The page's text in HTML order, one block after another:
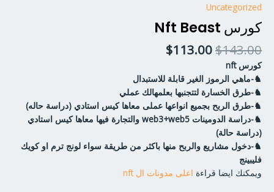
Uncategorized
كورس Nft Beast
$143.00
$113.00
كورس nft
♞-ماهي الرموز الغير قابلة للاستبدال
♞-طرق الخسارة لتتجنبها بعلمهالك عملي
♞-طرق الربح بجميع انواعها عملى معاها كيس استادي (دراسة حاله)
♞-دراسة الدومينات web3+web5 والتجارة فيها معاها كيس استادي
(دراسة حالة)
♞-دخول مشاريع والربح منها باكثر من طريقة سواء لونج ترم او كويك
فليبينج
ويمكنك ايضا قراءة اعلى مدونات ال nft